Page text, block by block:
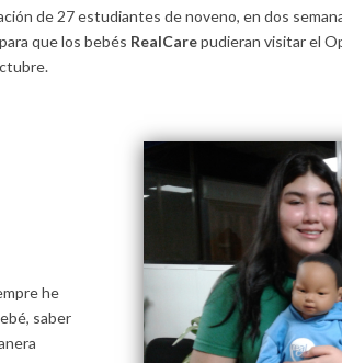
de 27 estudiantes de noveno, en dos
que los bebés RealCarepudieran visitar el
he
saber